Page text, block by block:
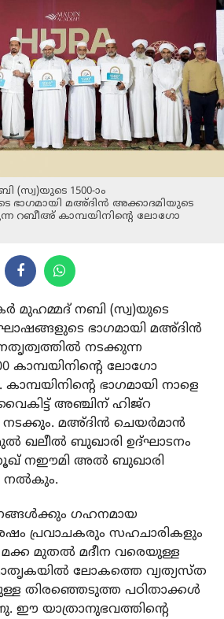
(സ്വ)യുടെ 1500-ാം
ഭാഗമായി മഅ്ദിന്‍ അക്കാദമിയുടെ
റബീഅ് കാമ്പയിനിന്റെ ലോഗോ
മുഹമ്മദ് നബി (സ്വ)യുടെ
ഭാഗമായി മഅ്ദിന്‍
നടക്കുന്ന
കാമ്പയിനിന്റെ ലോഗോ
ഭാഗമായി നാളെ
അഞ്ചിന് ഹിജ്‌റ
മഅ്ദിന്‍ ചെയര്‍മാന്‍
ഖലീല്‍ ബുഖാരി ഉദ്ഘാടനം
നഈമി അല്‍ ബുഖാരി
നല്‍കും.
ഗഹനമായ
പ്രവാചകരും സഹചാരികളും
മക്ക മുതല്‍ മദീന വരെയുള്ള
ലോകത്തെ വ്യത്യസ്ത
തിരഞ്ഞെടുത്ത പഠിതാക്കള്‍
ഈ യാത്രാനുഭവത്തിന്റെ